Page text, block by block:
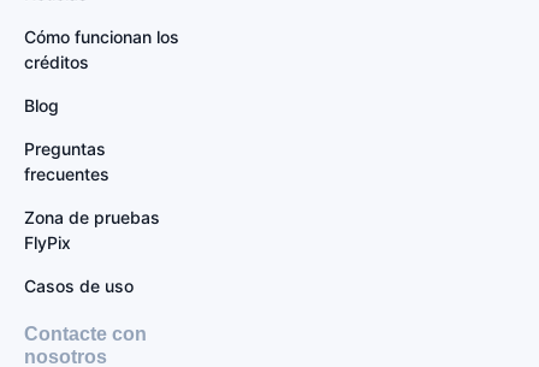
Cómo funcionan los
créditos
Blog
Preguntas
frecuentes
Zona de pruebas
FlyPix
Casos de uso
Contacte con
nosotros